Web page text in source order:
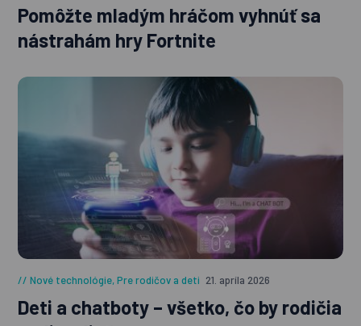
Pomôžte mladým hráčom vyhnúť sa
nástrahám hry Fortnite
Nové technológie,Pre rodičov a deti 21. apríla 2026
Deti a chatboty – všetko, čo by rodičia